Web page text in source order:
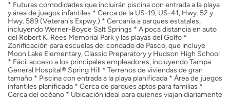
* Futuras comodidades que incluirán piscina con entrada a la playa
y área de juegos infantiles * Cerca de la US-19, US-41, Hwy. 52 y
Hwy. 589 (Veteran's Expwy.) * Cercanía a parques estatales,
incluyendo Werner-Boyce Salt Springs * A poca distancia en auto
del Robert K. Rees Memorial Park y las playas del Golfo *
Zonificación para escuelas del condado de Pasco, que incluye
Moon Lake Elementary, Classic Preparatory y Hudson High School
* Fácil acceso a los principales empleadores, incluyendo Tampa
General Hospital® Spring Hill * Terrenos de viviendas de gran
tamaño * Piscina con entrada a la playa planificada * Área de juegos
infantiles planificada * Cerca de parques aptos para familias *
Cerca del océano * Ubicación ideal para quienes viajan diariamente